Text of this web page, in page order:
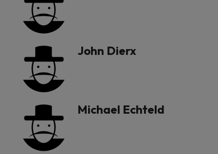
John Dierx
Michael Echteld